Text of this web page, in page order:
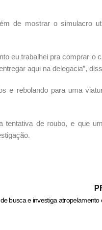
de mostrar o simulacro
eu trabalhei pra comprar o
aqui na delegacia”,
e rebolando para uma
tentativa de roubo, e que